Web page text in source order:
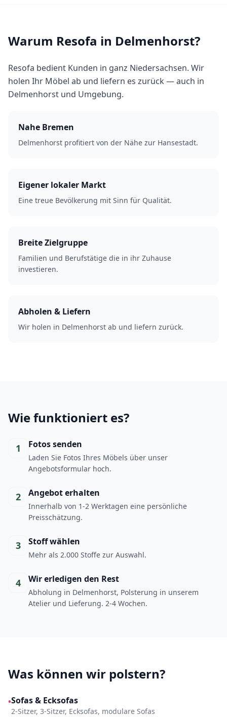
Warum Resofa in Delmenhorst?
Resofa bedient Kunden in ganz Niedersachsen. Wir
holen Ihr Möbel ab und liefern es zurück — auch in
Delmenhorst und Umgebung.
Nahe Bremen
Delmenhorst profitiert von der Nähe zur Hansestadt.
Eigener lokaler Markt
Eine treue Bevölkerung mit Sinn für Qualität.
Breite Zielgruppe
Familien und Berufstätige die in ihr Zuhause
investieren.
Abholen & Liefern
Wir holen in Delmenhorst ab und liefern zurück.
Wie funktioniert es?
1 Fotos senden
Laden Sie Fotos Ihres Möbels über unser
Angebotsformular hoch.
2 Angebot erhalten
Innerhalb von 1-2 Werktagen eine persönliche
Preisschätzung.
3 Stoff wählen
Mehr als 2.000 Stoffe zur Auswahl.
4 Wir erledigen den Rest
Abholung in Delmenhorst, Polsterung in unserem
Atelier und Lieferung. 2-4 Wochen.
Was können wir polstern?
•Sofas & Ecksofas
2-Sitzer, 3-Sitzer, Ecksofas, modulare Sofas